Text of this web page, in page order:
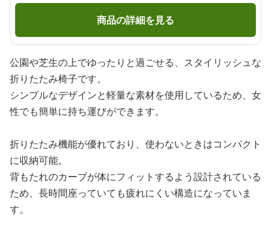
商品の詳細を見る
公園や芝生の上でゆったりと過ごせる、スタイリッシュな
折りたたみ椅子です。
シンプルなデザインと軽量な素材を使用しているため、女
性でも簡単に持ち運びができます。
折りたたみ機能が優れており、使わないときはコンパクト
に収納可能。
背もたれのカーブが体にフィットするよう設計されている
ため、長時間座っていても疲れにくい構造になっていま
す。